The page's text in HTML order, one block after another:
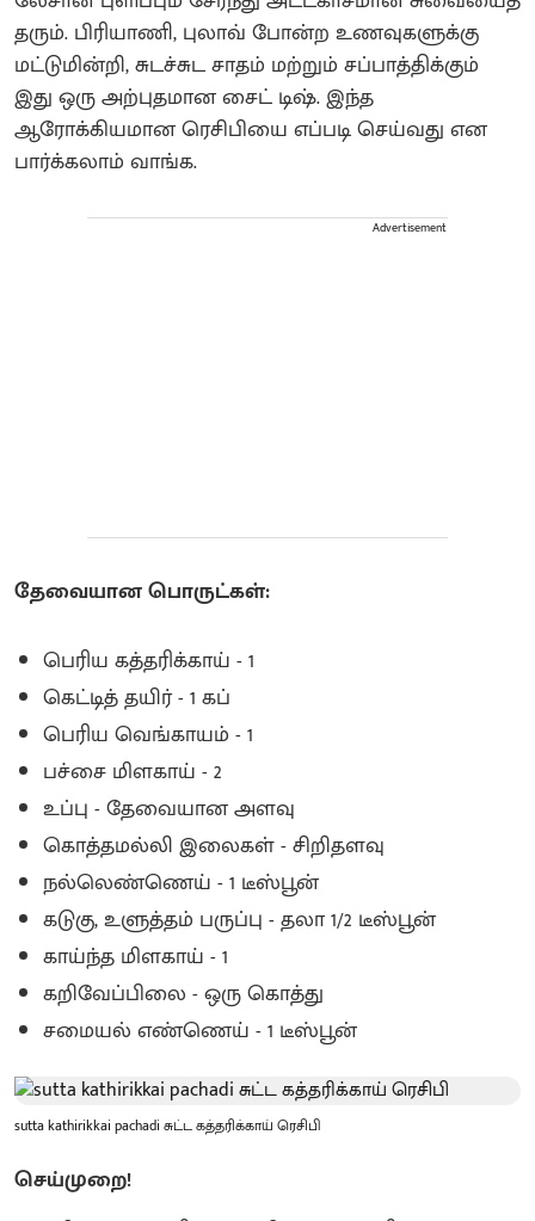
தரும். பிரியாணி, புலாவ் போன்ற உணவுகளுக்கு
மட்டுமின்றி, சுடச்சுட சாதம் மற்றும் சப்பாத்திக்கும்
இது ஒரு அற்புதமான சைட் டிஷ். இந்த
ஆரோக்கியமான ரெசிபியை எப்படி செய்வது என
பார்க்கலாம் வாங்க.
Advertisement
தேவையான பொருட்கள்:
பெரிய கத்தரிக்காய் - 1
கெட்டித் தயிர் - 1 கப்
பெரிய வெங்காயம் - 1
பச்சை மிளகாய் - 2
உப்பு - தேவையான அளவு
கொத்தமல்லி இலைகள் - சிறிதளவு
நல்லெண்ணெய் - 1 டீஸ்பூன்
கடுகு, உளுத்தம் பருப்பு - தலா 1/2 டீஸ்பூன்
காய்ந்த மிளகாய் - 1
கறிவேப்பிலை - ஒரு கொத்து
சமையல் எண்ணெய் - 1 டீஸ்பூன்
sutta kathirikkai pachadi சுட்ட கத்தரிக்காய் ரெசிபி
செய்முறை!